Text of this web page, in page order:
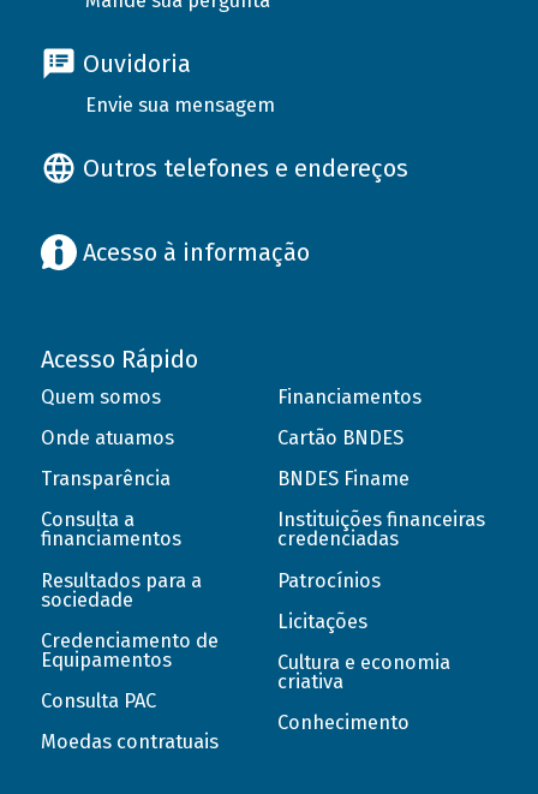
Ouvidoria
Envie sua mensagem
Outros telefones e endereços
Acesso à informação
Acesso Rápido
Quem somos
Onde atuamos
Transparência
Consulta a
financiamentos
Resultados para a
sociedade
Credenciamento de
Equipamentos
Consulta PAC
Moedas contratuais
Financiamentos
Cartão BNDES
BNDES Finame
Instituições financeiras
credenciadas
Patrocínios
Licitações
Cultura e economia
criativa
Conhecimento